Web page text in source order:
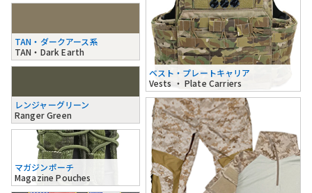
TAN・ダークアース系
TAN・Dark Earth
レンジャーグリーン
Ranger Green
ベスト・プレートキャリア
Vests ・ Plate Carriers
マガジンポーチ
Magazine Pouches